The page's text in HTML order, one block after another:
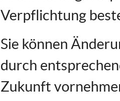
Verpflichtung
Sie können
durch
Zukunft